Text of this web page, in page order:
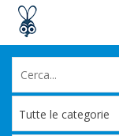
Tutte le categorie